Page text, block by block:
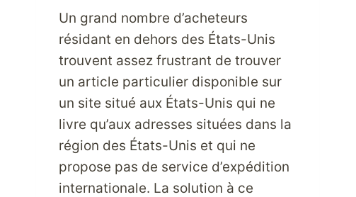
Un grand nombre d’acheteurs
résidant en dehors des États-Unis
trouvent assez frustrant de trouver
un article particulier disponible sur
un site situé aux États-Unis qui ne
livre qu’aux adresses situées dans la
région des États-Unis et qui ne
propose pas de service d’expédition
internationale. La solution à ce